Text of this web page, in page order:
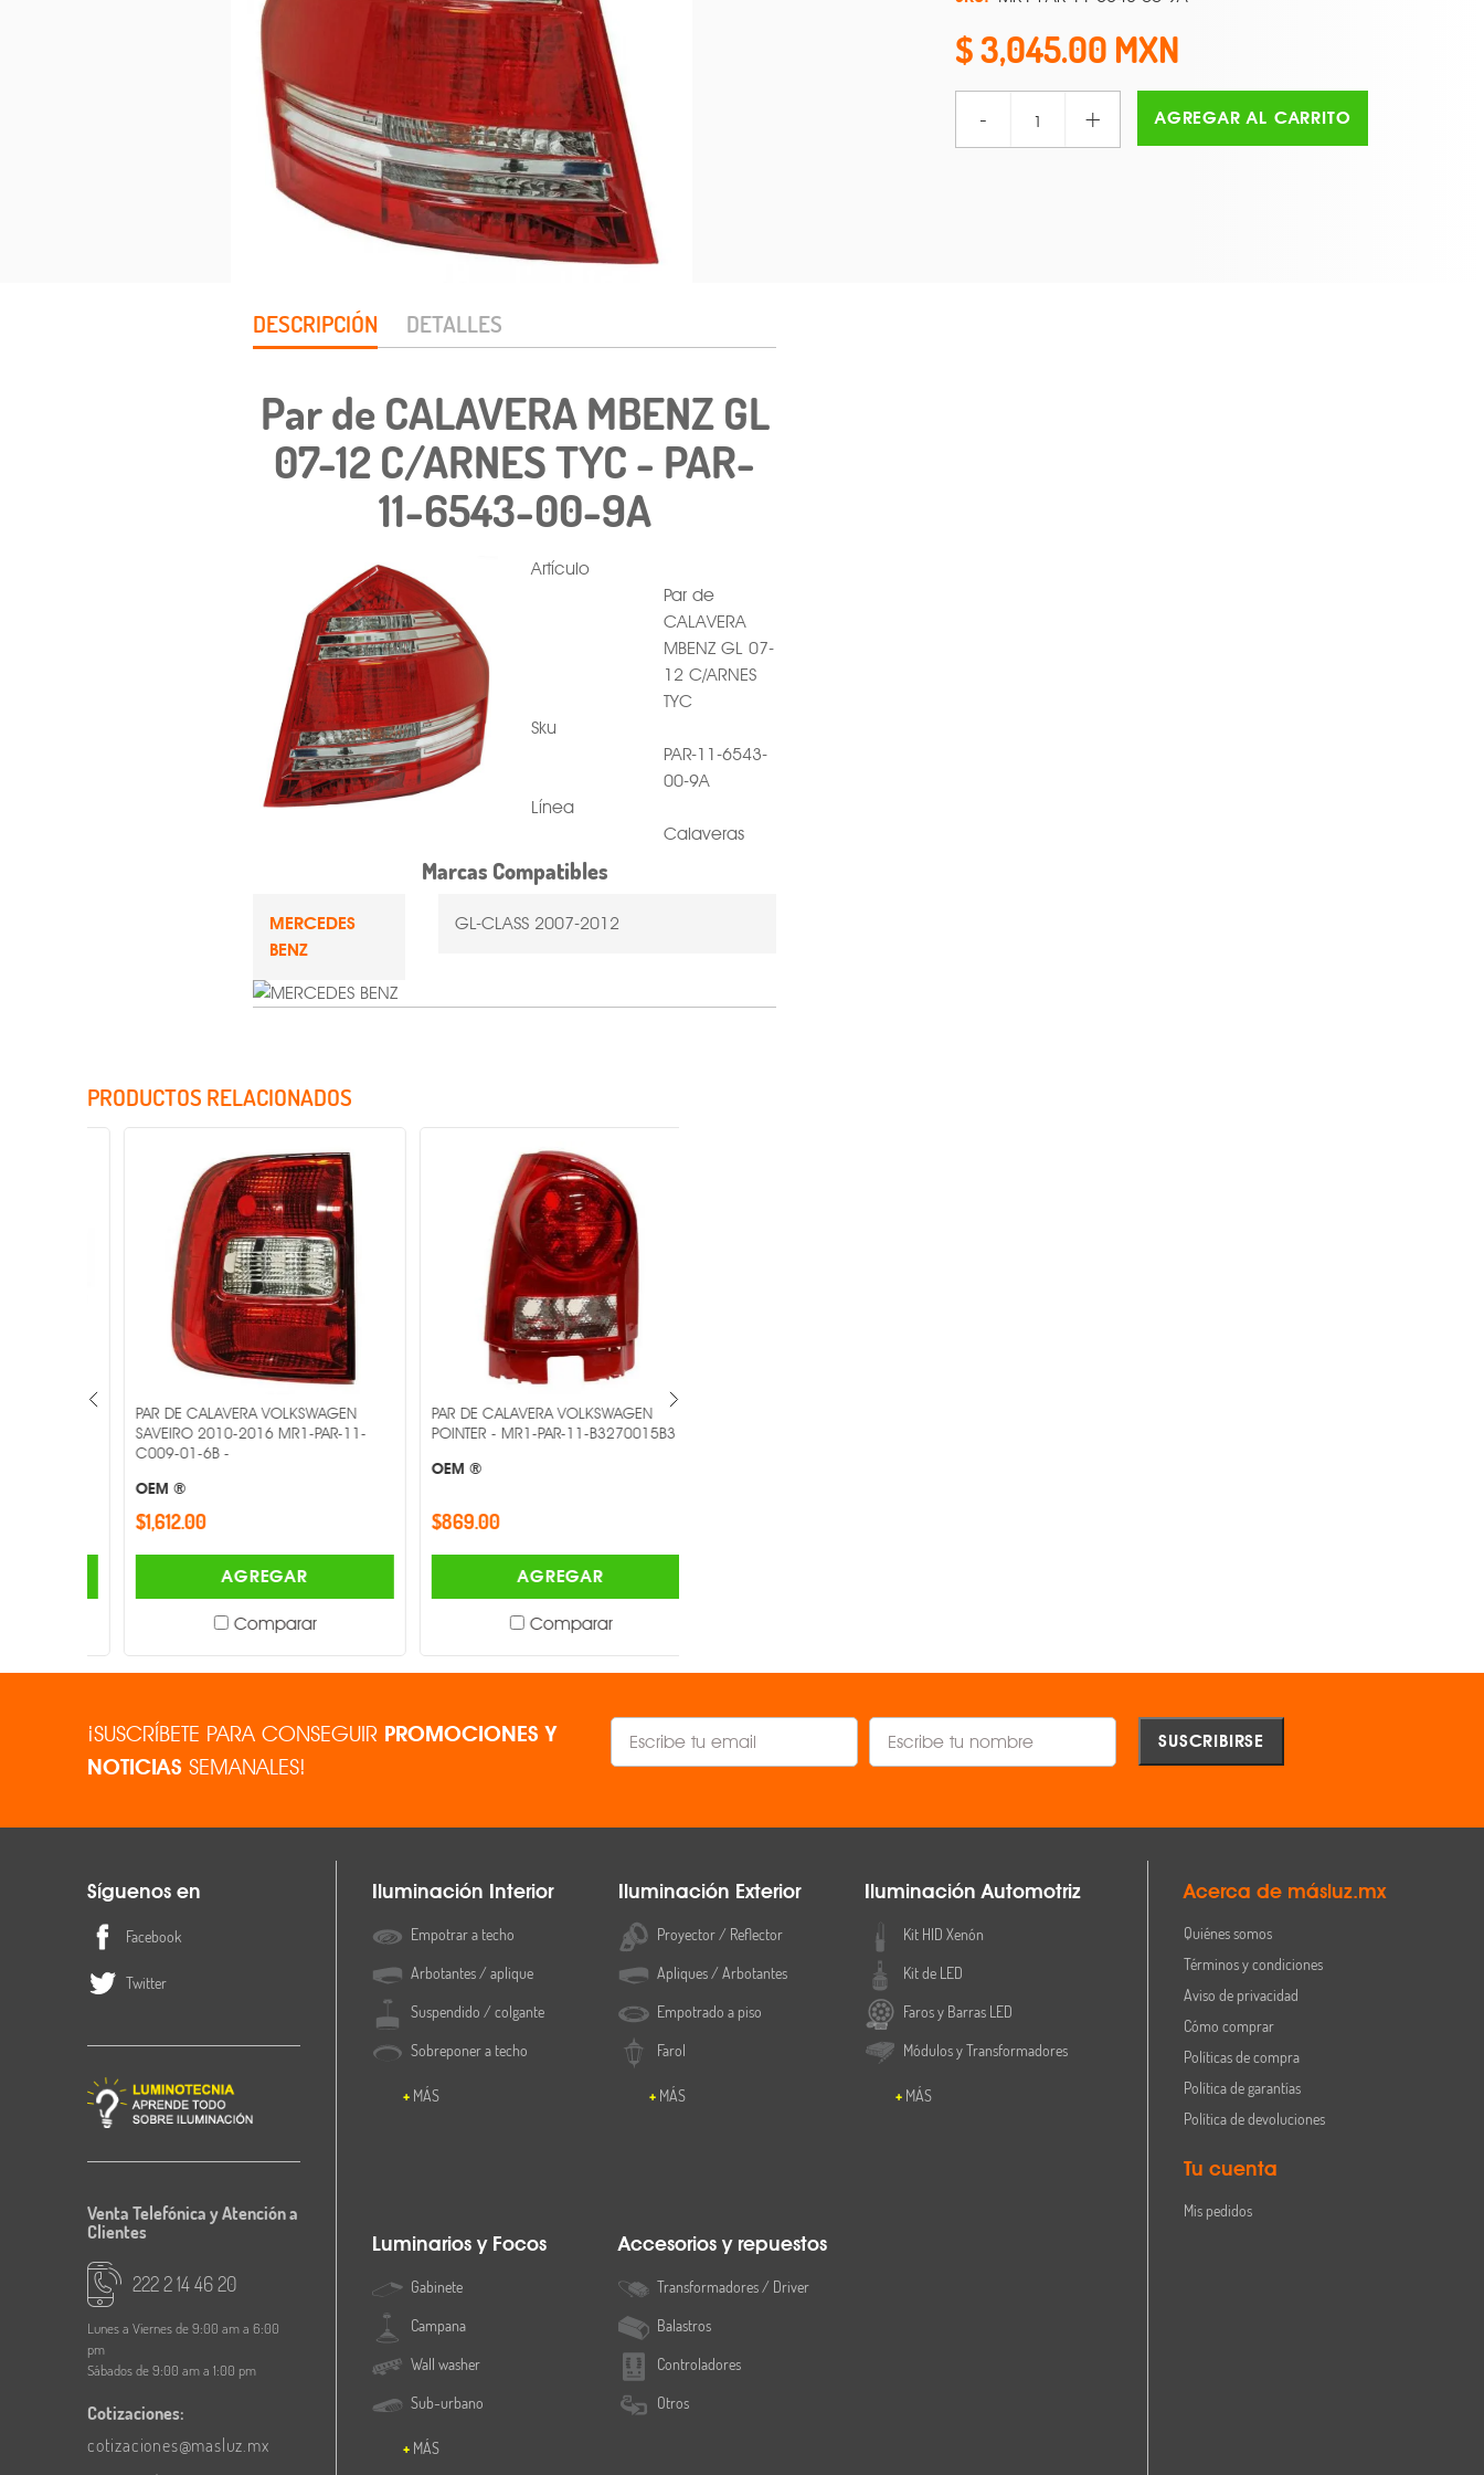
3,045.00
- + AGREGAR AL CARRITO
DESCRIPCIÓN DETALLES
Par de CALAVERA MBENZ GL
07-12 C/ARNES TYC - PAR-
11-6543-00-9A
Artículo
Par de
CALAVERA
MBENZ GL 07-
12 C/ARNES
TYC
Sku
PAR-11-6543-
00-9A
Línea
Calaveras
Marcas Compatibles
MERCEDES
BENZ
GL-CLASS 2007-2012
Incluye Cristales
PRODUCTOS RELACIONADOS
PAR DE CALAVERA VOLKSWAGEN
SAVEIRO 2010-2016 MR1-PAR-11-
C009-01-6B -
OEM ®
$1,612.00
AGREGAR
Comparar
PAR DE CALAVERA VOLKSWAGEN
POINTER - MR1-PAR-11-B3270015B3 -
OEM ®
$869.00
AGREGAR
Comparar
¡SUSCRÍBETE PARA CONSEGUIR PROMOCIONES Y
NOTICIAS SEMANALES!
Síguenos en
Facebook
Twitter
Venta Telefónica y Atención a
Clientes
222 2 14 46 20
Lunes a Viernes de 9:00 am a 6:00
pm
Sábados de 9:00 am a 1:00 pm
Cotizaciones:
cotizaciones@masluz.mx
Iluminación Interior
Empotrar a techo
Arbotantes / aplique
Suspendido / colgante
Sobreponer a techo
MÁS
Iluminación Exterior
Proyector / Reflector
Apliques / Arbotantes
Empotrado a piso
Farol
MÁS
Iluminación Automotriz
Kit HID Xenón
Kit de LED
Faros y Barras LED
Módulos y Transformadores
MÁS
Luminarios y Focos
Gabinete
Campana
Wall washer
Sub-urbano
MÁS
Accesorios y repuestos
Transformadores / Driver
Balastros
Controladores
Otros
Acerca de másluz.mx
Quiénes somos
Términos y condiciones
Aviso de privacidad
Cómo comprar
Políticas de compra
Política de garantías
Política de devoluciones
Tu cuenta
Mis pedidos